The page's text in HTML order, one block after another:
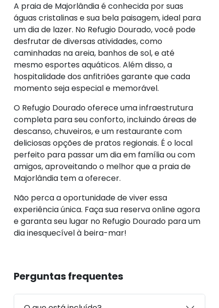
A praia de Majorlândia é conhecida por suas
águas cristalinas e sua bela paisagem, ideal para
um dia de lazer. No Refugio Dourado, você pode
desfrutar de diversas atividades, como
caminhadas na areia, banhos de sol, e até
mesmo esportes aquáticos. Além disso, a
hospitalidade dos anfitriões garante que cada
momento seja especial e memorável.
O Refugio Dourado oferece uma infraestrutura
completa para seu conforto, incluindo áreas de
descanso, chuveiros, e um restaurante com
deliciosas opções de pratos regionais. É o local
perfeito para passar um dia em família ou com
amigos, aproveitando o melhor que a praia de
Majorlândia tem a oferecer.
Não perca a oportunidade de viver essa
experiência única. Faça sua reserva online agora
e garanta seu lugar no Refugio Dourado para um
dia inesquecível à beira-mar!
Perguntas frequentes